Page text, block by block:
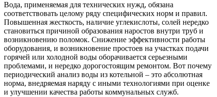
Вода, применяемая для технических нужд, обязана
соответствовать целому ряду специфических норм и правил.
Повышенная жесткость, наличие углекислоты, солей нередко
становиться причиной образования наростов внутри труб и
возникновению поломок. Снижение эффективности работы
оборудования, и возникновение простоев на участках подачи
горячей или холодной воды оборачивается серьезными
проблемами, и нередко дорогостоящим ремонтом. Вот почему
периодический анализ воды из котельной – это абсолютная
норма, внедряемая наряду с иными технологиями при оценке
и улучшении качества работы коммунальных служб.